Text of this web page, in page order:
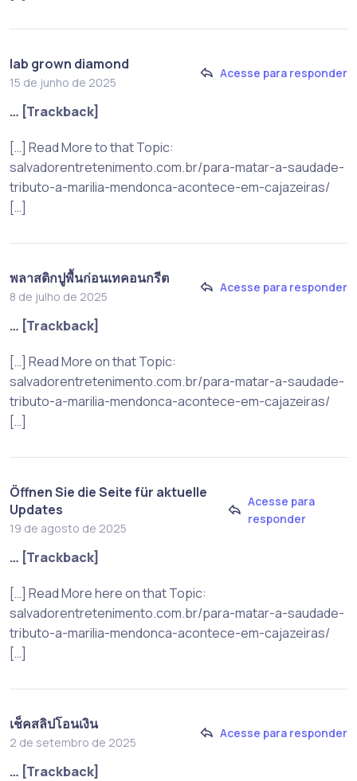
lab grown diamond
15 de junho de 2025
Acesse para responder
… [Trackback]
[…] Read More to that Topic:
salvadorentretenimento.com.br/para-matar-a-saudade-
tributo-a-marilia-mendonca-acontece-em-cajazeiras/
[…]
พลาสติกปูพื้นก่อนเทคอนกรีต
8 de julho de 2025
Acesse para responder
… [Trackback]
[…] Read More on that Topic:
salvadorentretenimento.com.br/para-matar-a-saudade-
tributo-a-marilia-mendonca-acontece-em-cajazeiras/
[…]
Öffnen Sie die Seite für aktuelle
Updates
19 de agosto de 2025
Acesse para
responder
… [Trackback]
[…] Read More here on that Topic:
salvadorentretenimento.com.br/para-matar-a-saudade-
tributo-a-marilia-mendonca-acontece-em-cajazeiras/
[…]
เช็คสลิปโอนเงิน
2 de setembro de 2025
Acesse para responder
… [Trackback]